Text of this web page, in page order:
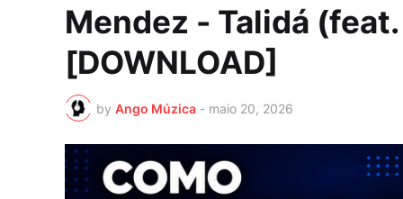
Mendez - Talidá
[DOWNLOAD]
by Ango Múzica - maio 20, 2026